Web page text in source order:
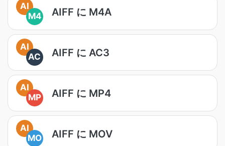
AI
M4
AIFF に M4A
AI
AC
AIFF に AC3
AI
MP
AIFF に MP4
AI
MO
AIFF に MOV